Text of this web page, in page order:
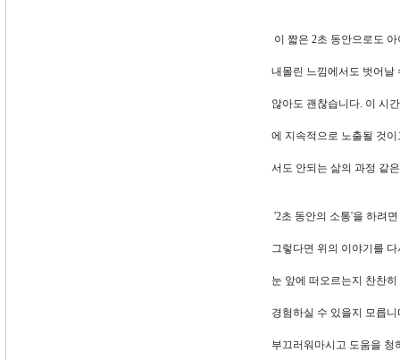
이 짧은 2초 동안으로도
내몰린 느낌에서도 벗어날
않아도 괜찮습니다. 이 시
에 지속적으로 노출될 것
서도 안되는 삶의 과정 같
'2초 동안의 소통'을 하려
그렇다면 위의 이야기를
눈 앞에 떠오르는지 찬찬
경험하실 수 있을지 모릅
부끄러워마시고 도움을 청